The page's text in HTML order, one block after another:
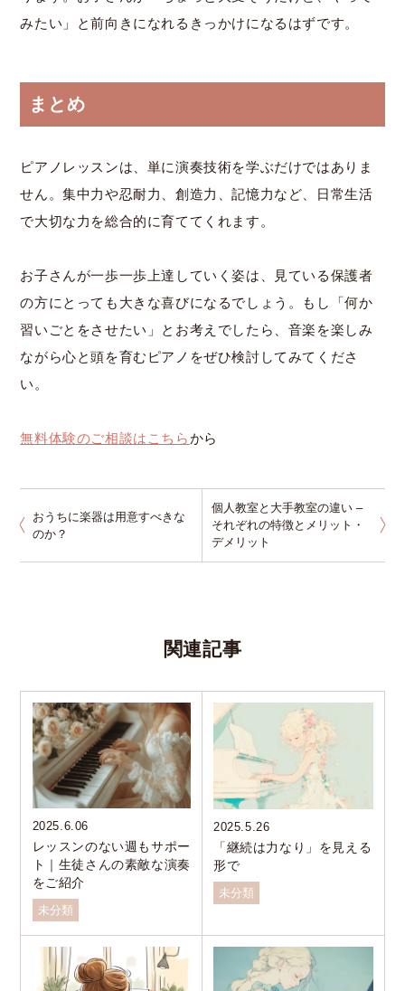
みたい」と前向きになれるきっかけになるはずです。
まとめ
ピアノレッスンは、単に演奏技術を学ぶだけではありま
せん。集中力や忍耐力、創造力、記憶力など、日常生活
で大切な力を総合的に育ててくれます。
お子さんが一歩一歩上達していく姿は、見ている保護者
の方にとっても大きな喜びになるでしょう。もし「何か
習いごとをさせたい」とお考えでしたら、音楽を楽しみ
ながら心と頭を育むピアノをぜひ検討してみてくださ
い。
無料体験のご相談はこちらから
おうちに楽器は用意すべきな
のか？
個人教室と大手教室の違い –
それぞれの特徴とメリット・
デメリット
関連記事
2025.6.06
レッスンのない週もサポー
ト｜生徒さんの素敵な演奏
をご紹介
未分類
2025.5.26
「継続は力なり」を見える
形で
未分類